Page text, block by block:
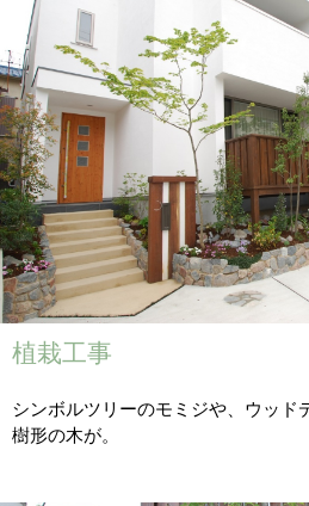
植栽工事
シンボルツリーのモミジや、ウッド
樹形の木が。